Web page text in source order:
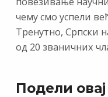
чему смо успели
Тренутно, Српски
од 20 званичних
Подели